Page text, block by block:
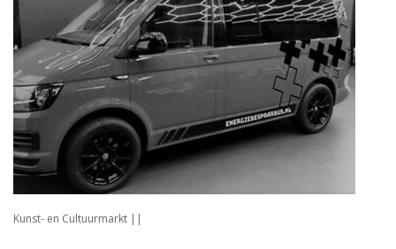
Kunst- en Cultuurmarkt ||